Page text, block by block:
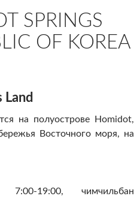
SPRINGS
OF KOREA
на полуострове Homidot,
Восточного моря, на
19:00, чимчильбан